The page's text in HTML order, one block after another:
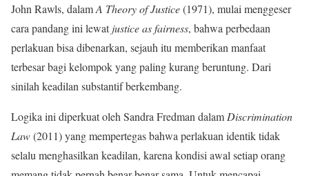
John Rawls, dalamA Theory of Justice(1971), mulai menggeser
cara pandang ini lewatjustice as fairness, bahwa perbedaan
perlakuan bisa dibenarkan, sejauh itu memberikan manfaat
terbesar bagi kelompok yang paling kurang beruntung. Dari
sinilah keadilan substantif berkembang.
Logika ini diperkuat oleh Sandra Fredman dalam Discrimination
Law(2011) yang mempertegas bahwa perlakuan identik tidak
selalu menghasilkan keadilan, karena kondisi awal setiap orang